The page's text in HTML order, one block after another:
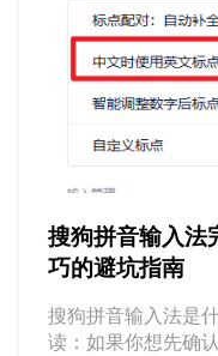
搜狗拼音输入法
巧的避坑指南
搜狗拼音输入法是
读：如果你想先确